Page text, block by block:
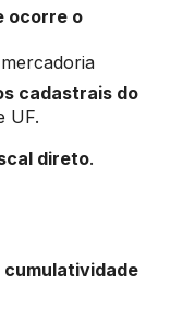
ocorre o
cadastrais do
UF.
direto.
cumulatividade